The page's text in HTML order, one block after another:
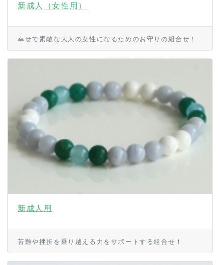
新成人（女性用）
幸せで素敵な大人の女性になるためのお守りの組合せ！
新成人用
苦難や挫折を乗り越える力をサポートする組合せ！